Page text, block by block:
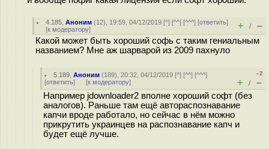
4.185 ,Аноним (12), 19:59, 04/12/2019 [^] [^^] [^^^] [ответить]
[к модератору] + / –
Какой может быть хороший софь с таким гениальным
названием? Мне аж шарварой из 2009 пахнуло
5.189 ,Аноним (189), 20:32, 04/12/2019 [^] [^^] [^^^]
[ответить] [к модератору]
–2
+ / –
Например jdownloader2 вполне хороший софт (без
аналогов). Раньше там ещё автораспознавание
капчи вроде работало, но сейчас в нём можно
прикрутить украинцев на распознавание капч и
будет ещё лучше.